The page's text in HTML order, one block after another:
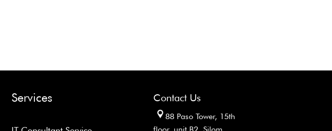
Services Contact Us
88 Paso Tower, 15th